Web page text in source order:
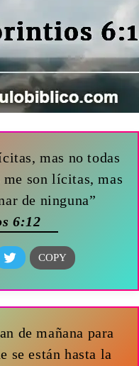
mas no todas
me son lícitas, mas
de ninguna”
6:12
de mañana para
se están hasta la